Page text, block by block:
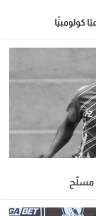
كولومبيًّا
مسلّح